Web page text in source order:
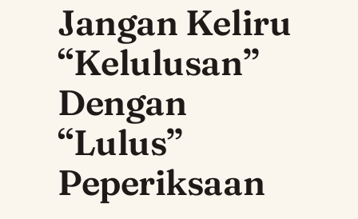
Jangan Keliru
“Kelulusan”
Dengan
“Lulus”
Peperiksaan